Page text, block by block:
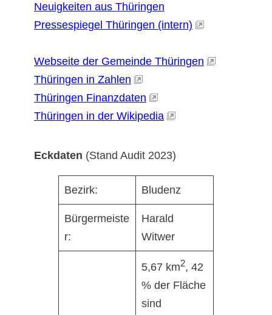
Neuigkeiten aus Thüringen
Pressespiegel Thüringen (intern)
Webseite der Gemeinde Thüringen
Thüringen in Zahlen
Thüringen Finanzdaten
Thüringen in der Wikipedia
Eckdaten (Stand Audit 2023)
Bezirk: Bludenz
Bürgermeiste
r:
Harald
Witwer
5,67 km2, 42
% der Fläche
sind